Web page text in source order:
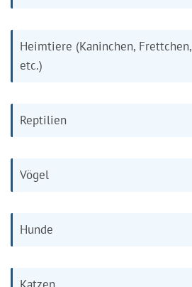
Heimtiere (Kaninchen, Frettchen,
etc.)
Reptilien
Vögel
Hunde